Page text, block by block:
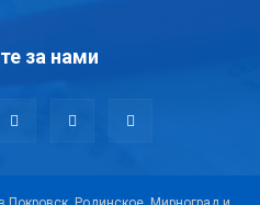
за нами